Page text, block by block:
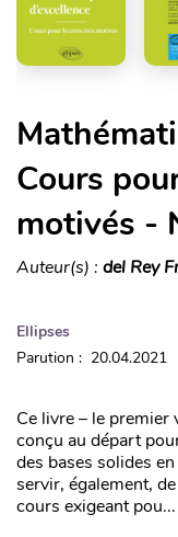
Cours
motivés -
Auteur(s) : del Rey
Ellipses
Parution : 20.04.2021
Ce livre – le premier
conçu au départ
des bases solides
servir, également,
cours exigeant pou...